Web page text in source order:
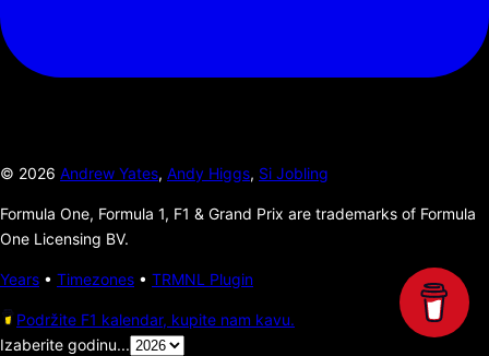
© 2026 Andrew Yates, Andy Higgs, Si Jobling
Formula One, Formula 1, F1 & Grand Prix are trademarks of Formula
One Licensing BV.
Years • Timezones • TRMNL Plugin
Podržite F1 kalendar, kupite nam kavu.
Izaberite godinu...